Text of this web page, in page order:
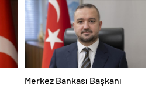
Merkez Bankası Başkanı